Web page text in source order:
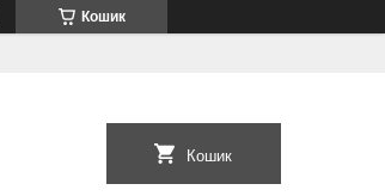
Кошик
Кошик